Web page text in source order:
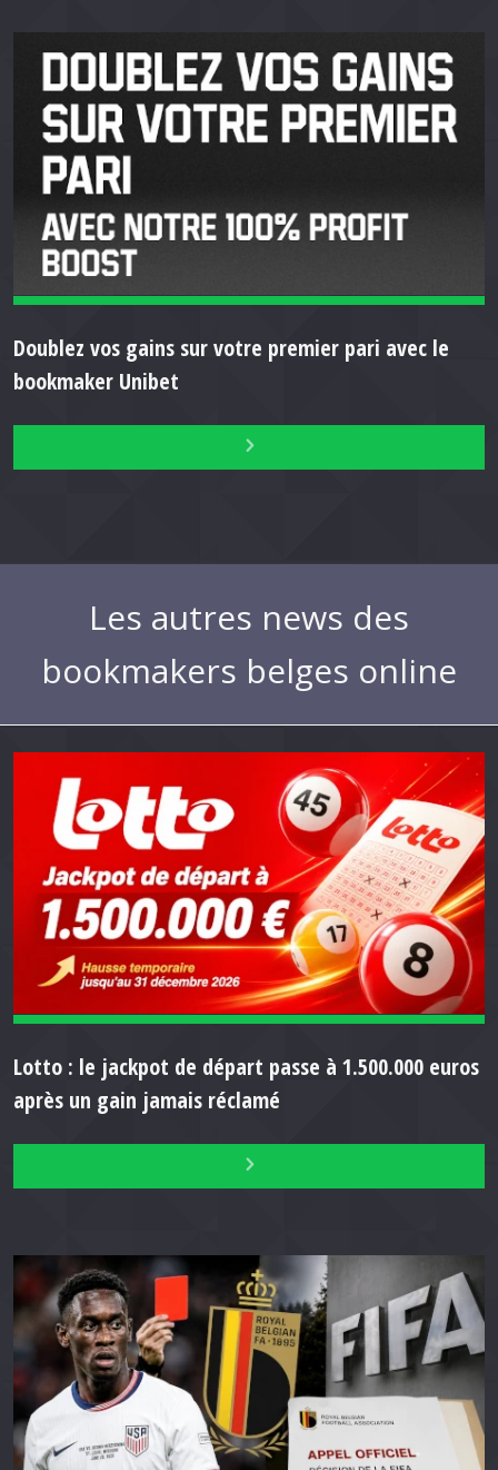
Doublez vos gains sur votre premier pari avec le
bookmaker Unibet
Les autres news des
bookmakers belges online
Lotto : le jackpot de départ passe à 1.500.000 euros
après un gain jamais réclamé